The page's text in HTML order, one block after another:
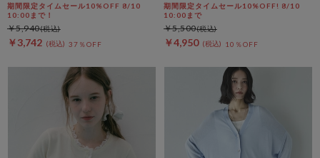
期間限定タイムセール10%OFF 8/10
10:00まで！
￥3,742 37％OFF
￥5,940
期間限定タイムセール10%OFF! 8/10
10:00まで
￥4,950 10％OFF
￥5,500